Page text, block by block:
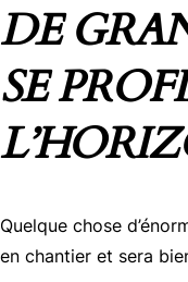
DE
SE
Quelque chose
en chantier et sera